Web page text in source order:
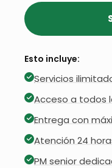
Esto incluye:
Servicios
Acceso a todos
Entrega con
Atención 24
PM senior